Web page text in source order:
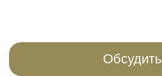
Обсудить